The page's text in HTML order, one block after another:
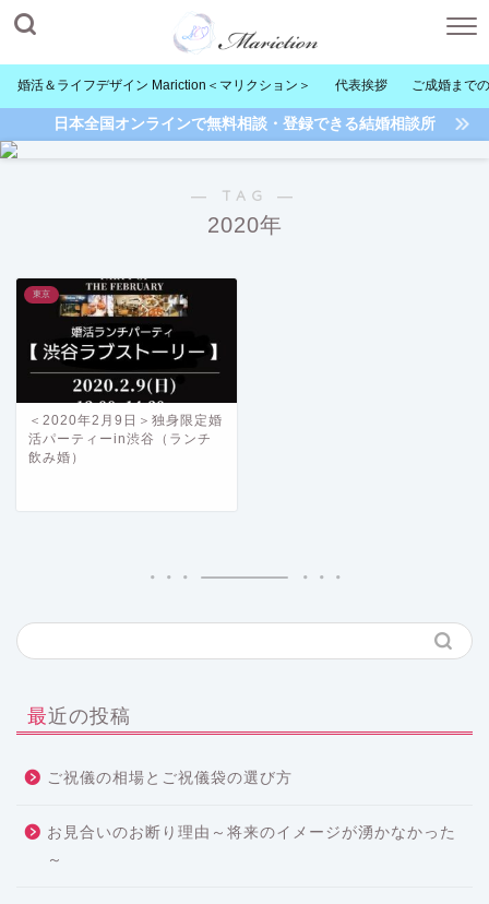
婚活＆ライフデザイン Mariction＜マリクション＞ 代表挨拶 ご成婚まで
日本全国オンラインで無料相談・登録できる結婚相談所
― TAG ―
2020年
東京
＜2020年2月9日＞独身限定婚
活パーティーin渋谷（ランチ
飲み婚）
最近の投稿
ご祝儀の相場とご祝儀袋の選び方
お見合いのお断り理由～将来のイメージが湧かなかった
～